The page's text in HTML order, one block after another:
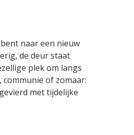
naar een nieuw
de deur staat
plek om langs
of zomaar:
met tijdelijke